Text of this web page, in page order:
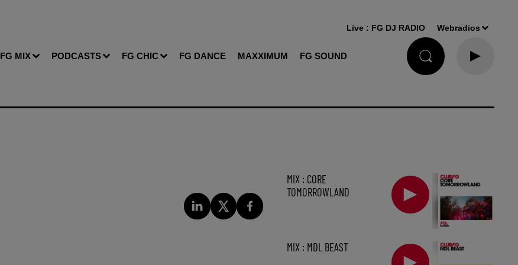
FG MIX PODCASTS FG CHIC FG DANCE MAXXIMUM FG SOUND
Live : FG DJ RADIO Webradios
MIX : CORE
TOMORROWLAND
MIX : MDL BEAST